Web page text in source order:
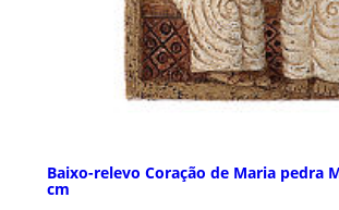
Baixo-relevo Coração de Maria pedra
cm